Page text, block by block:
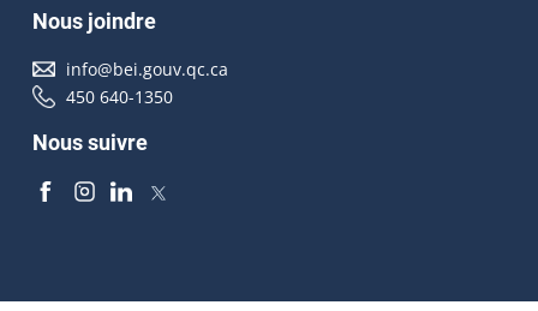
Nous joindre
info@bei.gouv.qc.ca
450 640-1350
Nous suivre